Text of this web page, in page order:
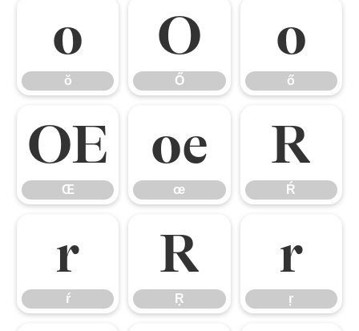
ŏ
ŏ
Ő
Ő
ő
ő
Œ
Œ
œ
œ
Ŕ
Ŕ
ŕ
ŕ
Ŗ
Ŗ
ŗ
ŗ